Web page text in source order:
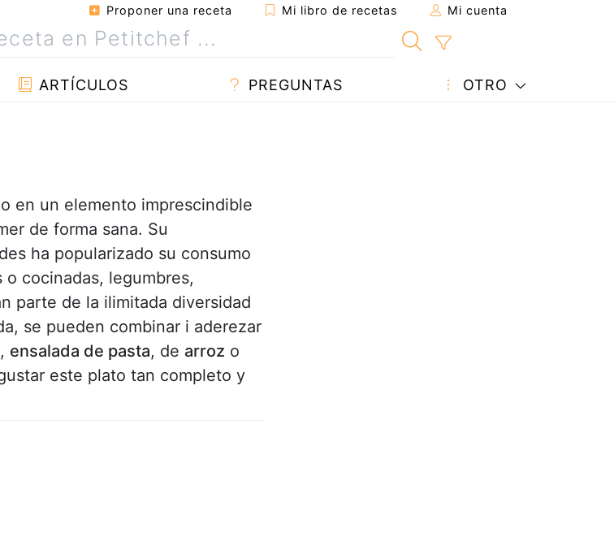
Proponer una receta Mi libro de recetas Mi cuenta
ARTÍCULOS PREGUNTAS OTRO
en un elemento imprescindible
de forma sana. Su
ha popularizado su consumo
cocinadas, legumbres,
parte de la ilimitada diversidad
se pueden combinar i aderezar
, ensalada de pasta, de arroz o
este plato tan completo y